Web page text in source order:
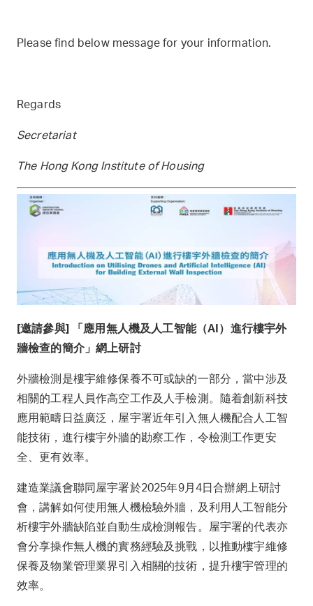
Please find below message for your information.
Regards
Secretariat
The Hong Kong Institute of Housing
[邀請參與]
「應用無人機及人工智能（AI）進行樓宇外
牆檢查的簡介」網上研討
外牆檢測是樓宇維修保養不可或缺的一部分，當中涉及
相關的工程人員作高空工作及人手檢測。隨着創新科技
應用範疇日益廣泛，屋宇署近年引入無人機配合人工智
能技術，進行樓宇外牆的勘察工作，令檢測工作更安
全、更有效率。
建造業議會聯同屋宇署於2025年9月4日合辦網上研討
會，講解如何使用無人機檢驗外牆，及利用人工智能分
析樓宇外牆缺陷並自動生成檢測報告。屋宇署的代表亦
會分享操作無人機的實務經驗及挑戰，以推動樓宇維修
保養及物業管理業界引入相關的技術，提升樓宇管理的
效率。